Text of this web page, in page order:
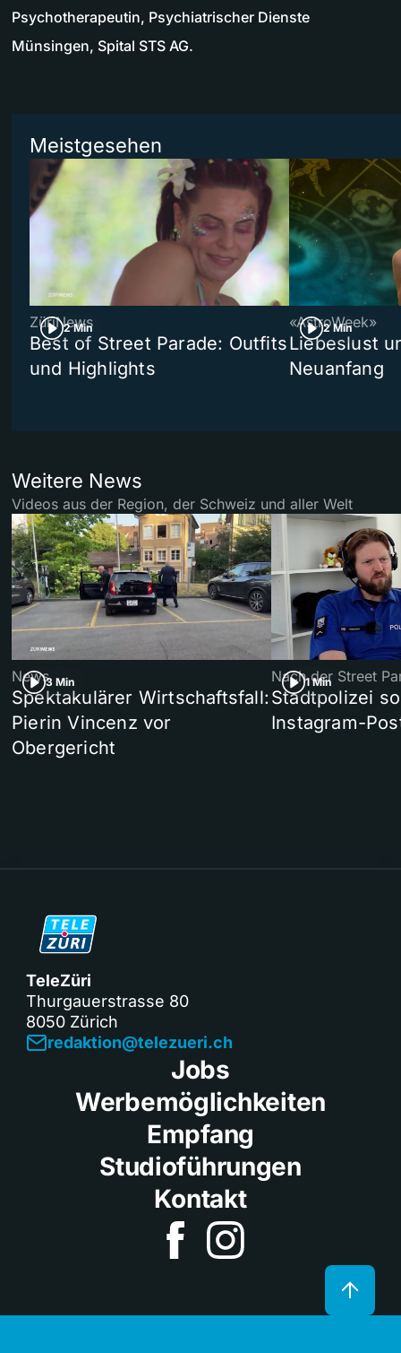
Psychotherapeutin, Psychiatrischer Dienste
Münsingen, Spital STS AG.
Meistgesehen
2 Min
ZüriNews
Best of Street Parade: Outfits
und Highlights
2 Min
«AstroWeek»
Liebeslust
Neuanfang
Weitere News
Videos aus der Region, der Schweiz und aller Welt
3 Min
News
Spektakulärer Wirtschaftsfall:
Pierin Vincenz vor
Obergericht
1 Min
Nach der Street
Stadtpolizei
Instagram-
TeleZüri
Thurgauerstrasse 80
8050 Zürich
redaktion@telezueri.ch
Jobs
Werbemöglichkeiten
Empfang
Studioführungen
Kontakt